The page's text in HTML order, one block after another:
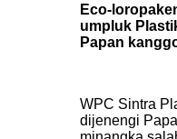
Eco-
umpluk
Papan
WPC Sintra
dijenengi